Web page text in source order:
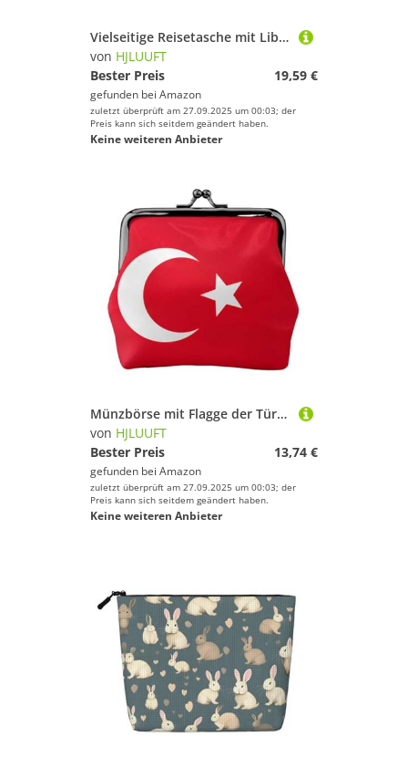
Vielseitige Reisetasche mit Libanon-Flagge für Damen – geräumige Seesäcke für Reisen, Turnbeutel für Herren, Schwarz, Einheitsgröße
von HJLUUFT
Bester Preis
19,59 €
gefunden bei Amazon
zuletzt überprüft am 27.09.2025 um 00:03; der
Preis kann sich seitdem geändert haben.
Keine weiteren Anbieter
Münzbörse mit Flagge der Türkei für Damen, kleine Damen-Geldbörse, kleine Make-up-Tasche für Geldbörse, ultradünne Retro-Geldbörse, Schwarz, Einheitsgröße, Art Deco
von HJLUUFT
Bester Preis
13,74 €
gefunden bei Amazon
zuletzt überprüft am 27.09.2025 um 00:03; der
Preis kann sich seitdem geändert haben.
Keine weiteren Anbieter